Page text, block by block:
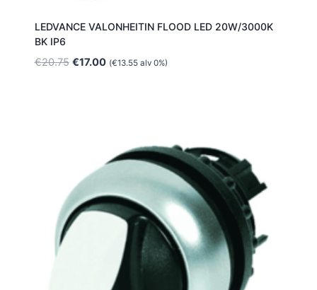
LEDVANCE VALONHEITIN FLOOD LED 20W/3000K
BK IP6
€20.75 Alkuperäinen
€17.00Nykyinen
(€13.55alv 0%)